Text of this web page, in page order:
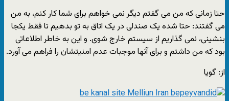
حتا زمانی که من می گفتم دیگر نمی خواهم برای شما کار کنم، به من
می گفتند: حتا شده یک صندلی در یک اتاق به تو بدهیم تا فقط یکجا
بنشینی، نمی گذاریم از سیستم خارج شوی. و این به خاطر اطلاعاتی
بود که من داشتم و برای آنها موجبات عدم امنیتشان را فراهم می آورد.
از: گویا